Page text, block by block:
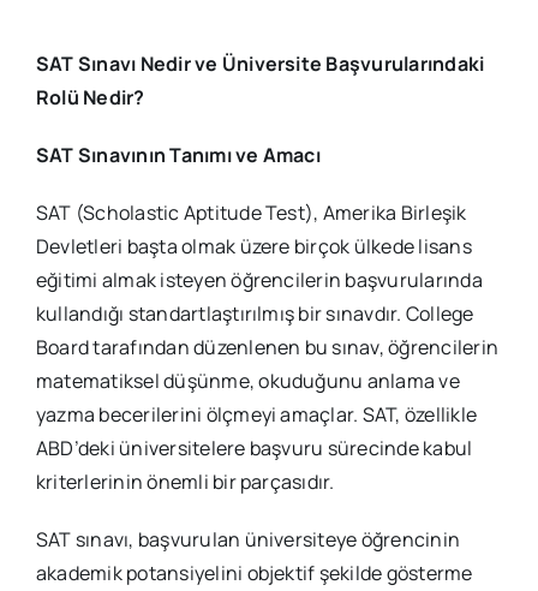
SAT Sınavı Nedir ve Üniversite Başvurularındaki
Rolü Nedir?
SAT Sınavının Tanımı ve Amacı
SAT (Scholastic Aptitude Test), Amerika Birleşik
Devletleri başta olmak üzere birçok ülkede lisans
eğitimi almak isteyen öğrencilerin başvurularında
kullandığı standartlaştırılmış bir sınavdır. College
Board tarafından düzenlenen bu sınav, öğrencilerin
matematiksel düşünme, okuduğunu anlama ve
yazma becerilerini ölçmeyi amaçlar. SAT, özellikle
ABD’deki üniversitelere başvuru sürecinde kabul
kriterlerinin önemli bir parçasıdır.
SAT sınavı, başvurulan üniversiteye öğrencinin
akademik potansiyelini objektif şekilde gösterme